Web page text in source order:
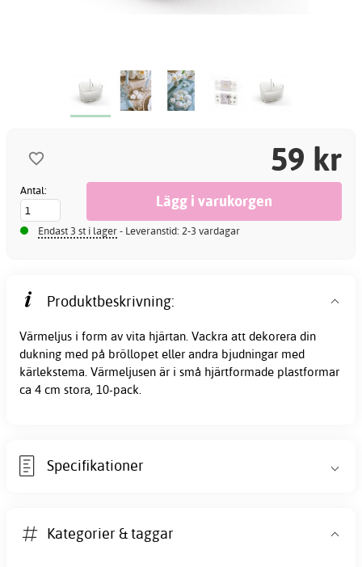
59 kr
Antal:
Endast 3 st i lager- Leveranstid: 2-3 vardagar
Produktbeskrivning:
Värmeljus i form av vita hjärtan. Vackra att dekorera din
dukning med på bröllopet eller andra bjudningar med
kärlekstema. Värmeljusen är i små hjärtformade plastformar
ca 4 cm stora, 10-pack.
Specifikationer
Kategorier & taggar